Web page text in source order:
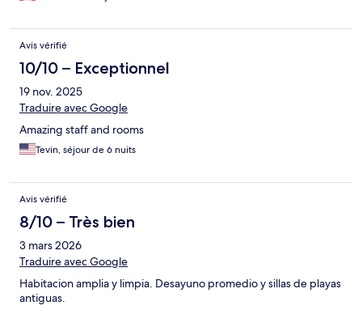
Avis vérifié
10/10 – Exceptionnel
19 nov. 2025
Traduire avec Google
Amazing staff and rooms
Tevin, séjour de 6 nuits
Avis vérifié
8/10 – Très bien
3 mars 2026
Traduire avec Google
Habitacion amplia y limpia. Desayuno promedio y sillas de playas
antiguas.